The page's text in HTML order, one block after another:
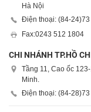
Hà Nội
Điện thoại: (84-24)73
Fax:0243 512 1804
CHI NHÁNH TP.HỒ
Tầng 11, Cao ốc
Minh.
Điện thoại: (84-28)73